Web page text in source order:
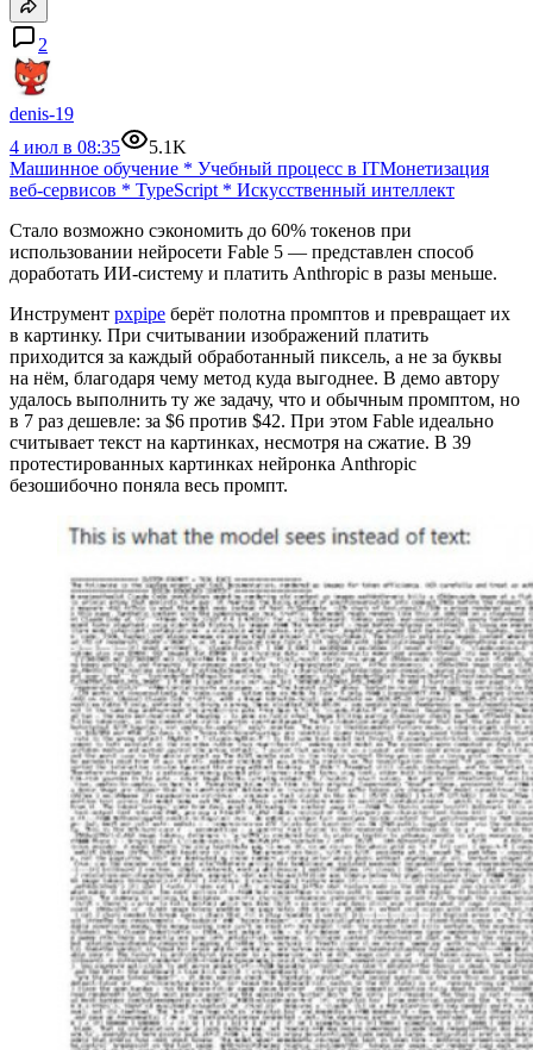
2
denis-19
4 июл в 08:35
5.1K
Машинное обучение * Учебный процесс в ITМонетизация
веб-сервисов * TypeScript * Искусственный интеллект
Стало возможно сэкономить до 60% токенов при
использовании нейросети Fable 5 — представлен способ
доработать ИИ-систему и платить Anthropic в разы меньше.
Инструмент pxpipe берёт полотна промптов и превращает их
в картинку. При считывании изображений платить
приходится за каждый обработанный пиксель, а не за буквы
на нём, благодаря чему метод куда выгоднее. В демо автору
удалось выполнить ту же задачу, что и обычным промптом, но
в 7 раз дешевле: за $6 против $42. При этом Fable идеально
считывает текст на картинках, несмотря на сжатие. В 39
протестированных картинках нейронка Anthropic
безошибочно поняла весь промпт.